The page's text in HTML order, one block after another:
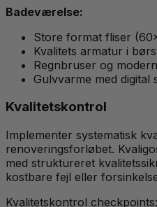
Badeværelse:
Store format fliser
Kvalitets armatur i
Regnbruser og
Gulvvarme med digital
Kvalitetskontrol
Implementer systematisk
renoveringsforløbet.
med struktureret
kostbare fejl eller
Kvalitetskontrol checkpoints: